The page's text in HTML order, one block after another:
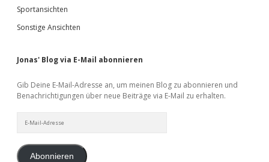
Sportansichten
Sonstige Ansichten
Jonas' Blog via E-Mail abonnieren
Gib Deine E-Mail-Adresse an, um meinen Blog zu abonnieren und
Benachrichtigungen über neue Beiträge via E-Mail zu erhalten.
Mail-
Abonnieren